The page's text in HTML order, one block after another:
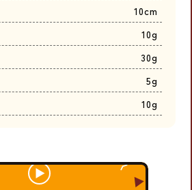
10cm
10g
30g
5g
10g